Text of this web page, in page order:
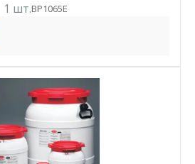
1 шт.BP1065E